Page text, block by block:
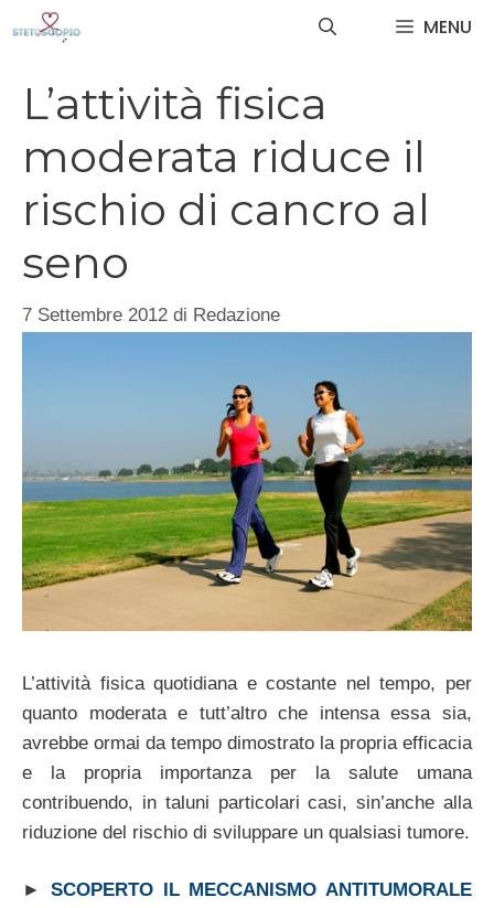
MENU
L’attività fisica
moderata riduce il
rischio di cancro al
seno
7 Settembre 2012 di Redazione
L’attività fisica quotidiana e costante nel tempo, per
quanto moderata e tutt’altro che intensa essa sia,
avrebbe ormai da tempo dimostrato la propria efficacia
e la propria importanza per la salute umana
contribuendo, in taluni particolari casi, sin’anche alla
riduzione del rischio di sviluppare un qualsiasi tumore.
► SCOPERTO IL MECCANISMO ANTITUMORALE